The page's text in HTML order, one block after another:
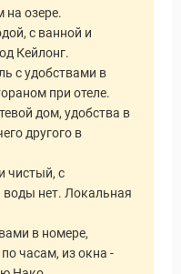
на озере.
с ванной и
Кейлонг.
с удобствами в
при отеле.
дом, удобства в
другого в
чистый, с
воды нет. Локальная
в номере,
часам, из окна -